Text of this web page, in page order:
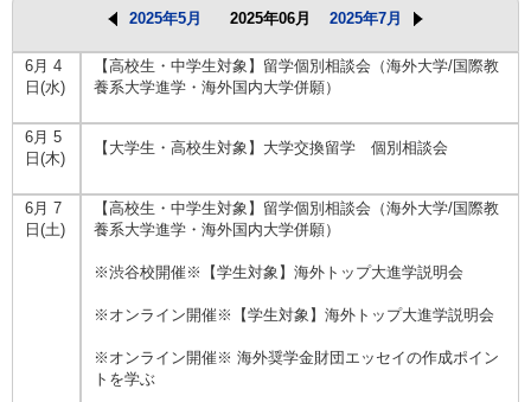
2025年5月 2025年06月 2025年7月
6月 4
日(水)
【高校生・中学生対象】留学個別相談会（海外大学/国際教
養系大学進学・海外国内大学併願）
6月 5
日(木)
【大学生・高校生対象】大学交換留学 個別相談会
6月 7
日(土)
【高校生・中学生対象】留学個別相談会（海外大学/国際教
養系大学進学・海外国内大学併願）
※渋谷校開催※【学生対象】海外トップ大進学説明会
※オンライン開催※【学生対象】海外トップ大進学説明会
※オンライン開催※ 海外奨学金財団エッセイの作成ポイン
トを学ぶ